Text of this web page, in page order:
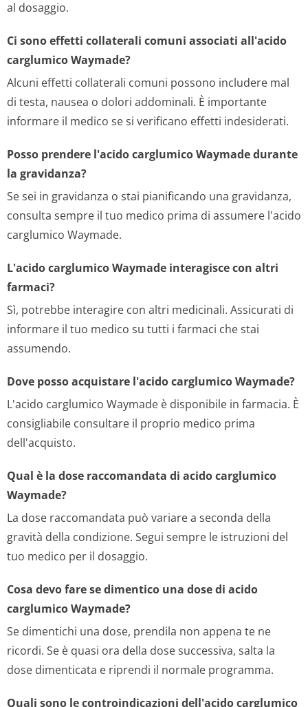
al dosaggio.
Ci sono effetti collaterali comuni associati all'acido
carglumico Waymade?
Alcuni effetti collaterali comuni possono includere mal
di testa, nausea o dolori addominali. È importante
informare il medico se si verificano effetti indesiderati.
Posso prendere l'acido carglumico Waymade durante
la gravidanza?
Se sei in gravidanza o stai pianificando una gravidanza,
consulta sempre il tuo medico prima di assumere l'acido
carglumico Waymade.
L'acido carglumico Waymade interagisce con altri
farmaci?
Sì, potrebbe interagire con altri medicinali. Assicurati di
informare il tuo medico su tutti i farmaci che stai
assumendo.
Dove posso acquistare l'acido carglumico Waymade?
L'acido carglumico Waymade è disponibile in farmacia. È
consigliabile consultare il proprio medico prima
dell'acquisto.
Qual è la dose raccomandata di acido carglumico
Waymade?
La dose raccomandata può variare a seconda della
gravità della condizione. Segui sempre le istruzioni del
tuo medico per il dosaggio.
Cosa devo fare se dimentico una dose di acido
carglumico Waymade?
Se dimentichi una dose, prendila non appena te ne
ricordi. Se è quasi ora della dose successiva, salta la
dose dimenticata e riprendi il normale programma.
Quali sono le controindicazioni dell'acido carglumico